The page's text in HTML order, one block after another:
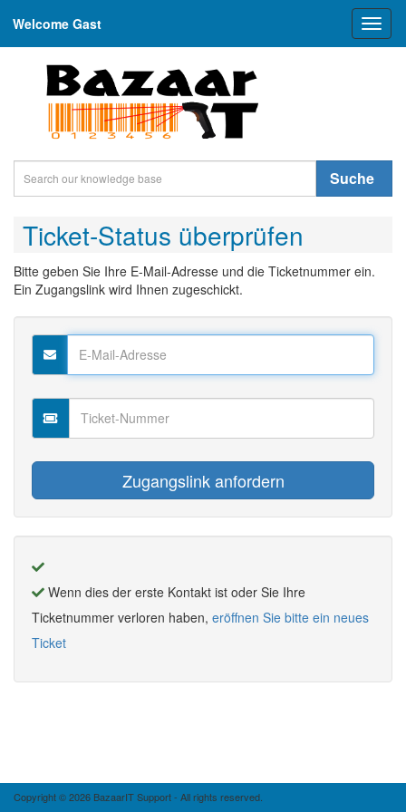
Welcome Gast
Suche
Ticket-Status überprüfen
Bitte geben Sie Ihre E-Mail-Adresse und die Ticketnummer ein.
Ein Zugangslink wird Ihnen zugeschickt.
Wenn dies der erste Kontakt ist oder Sie Ihre
Ticketnummer verloren haben, eröffnen Sie bitte ein neues
Ticket
Copyright © 2026 BazaarIT Support - All rights reserved.